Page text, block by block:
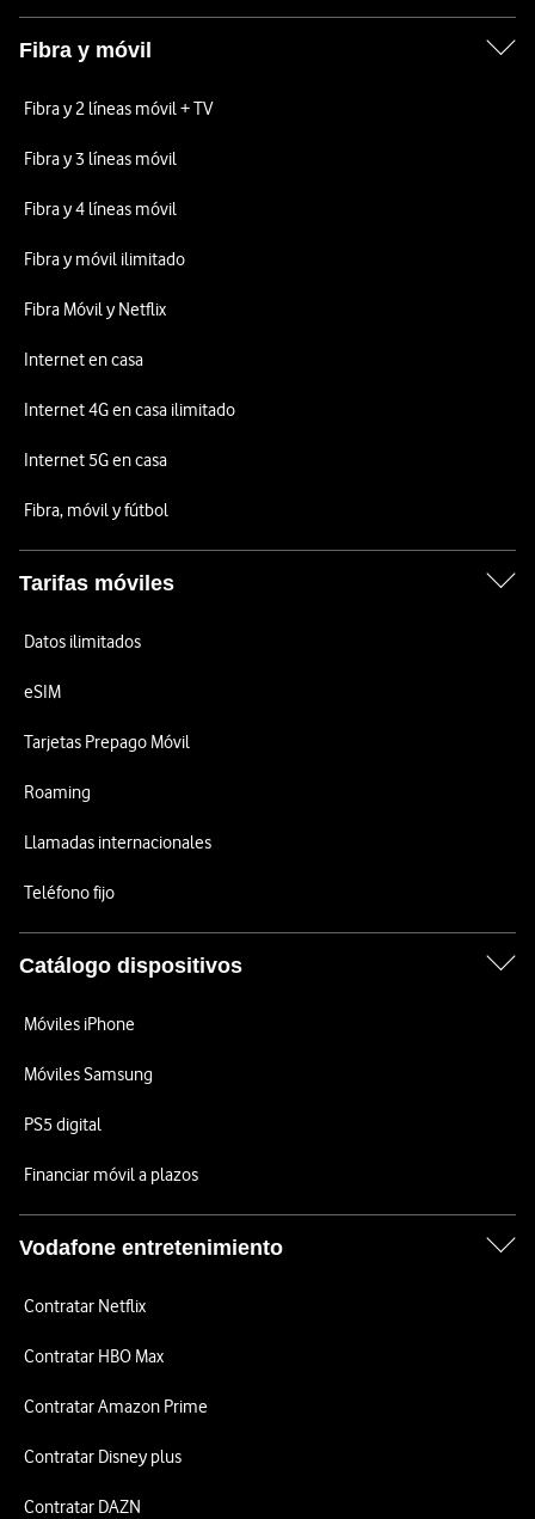
Fibra y móvil
Fibra y 2 líneas móvil + TV
Fibra y 3 líneas móvil
Fibra y 4 líneas móvil
Fibra y móvil ilimitado
Fibra Móvil y Netflix
Internet en casa
Internet 4G en casa ilimitado
Internet 5G en casa
Fibra, móvil y fútbol
Tarifas móviles
Datos ilimitados
eSIM
Tarjetas Prepago Móvil
Roaming
Llamadas internacionales
Teléfono fijo
Catálogo dispositivos
Móviles iPhone
Móviles Samsung
PS5 digital
Financiar móvil a plazos
Vodafone entretenimiento
Contratar Netflix
Contratar HBO Max
Contratar Amazon Prime
Contratar Disney plus
Contratar DAZN